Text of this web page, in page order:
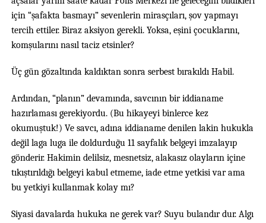
için “şafakta basmayı” sevenlerin mirasçıları, şov yapmayı
tercih ettiler. Biraz aksiyon gerekli. Yoksa, eşini çocuklarını,
komşularını nasıl taciz etsinler?
Üç gün gözaltında kaldıktan sonra serbest bırakıldı Habil.
Ardından, “planın” devamında, savcının bir iddianame
hazırlaması gerekiyordu. (Bu hikayeyi binlerce kez
okumuştuk!) Ve savcı, adına iddianame denilen lakin hukukla
değil laga luga ile doldurduğu 11 sayfalık belgeyi imzalayıp
gönderir. Hakimin delilsiz, mesnetsiz, alakasız olayların içine
tıkıştırıldığı belgeyi kabul etmeme, iade etme yetkisi var ama
bu yetkiyi kullanmak kolay mı?
Siyasi davalarda hukuka ne gerek var? Suyu bulandır dur. Algı